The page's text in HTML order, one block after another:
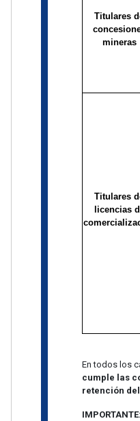
Titulares
mineras
Titulares
licencias
En todos los
cumple las
retención del
IMPORTANTE: